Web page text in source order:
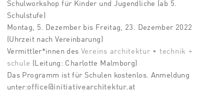
Schulworkshop für Kinder und Jugendliche (ab 5.
Schulstufe)
Montag, 5. Dezember bis Freitag, 23. Dezember 2022
(Uhrzeit nach Vereinbarung)
Vermittler*innen des Vereins architektur • technik +
schule (Leitung: Charlotte Malmborg)
Das Programm ist für Schulen kostenlos. Anmeldung
unter:office@initiativearchitektur.at